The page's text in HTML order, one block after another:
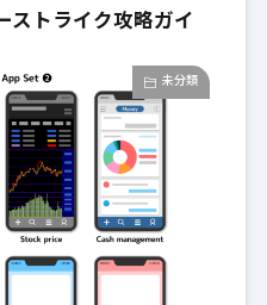
ストライク攻略ガイ
未分類